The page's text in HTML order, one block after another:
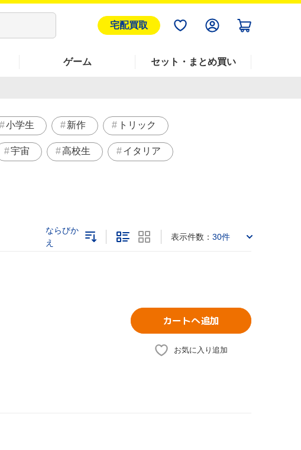
宅配買取
ゲーム セット・まとめ買い
小学生 新作 トリック
宇宙 高校生 イタリア
ならびか
え
表示件数： 30件
カートへ追加
お気に入り追加